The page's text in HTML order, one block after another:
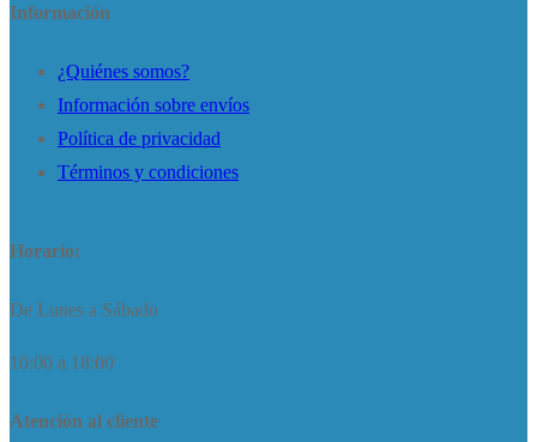
Información
¿Quiénes somos?
Información sobre envíos
Política de privacidad
Términos y condiciones
Horario:
De Lunes a Sábado
10:00 a 18:00
Atención al cliente